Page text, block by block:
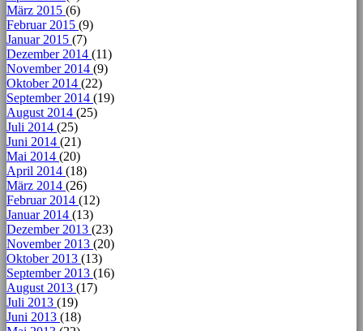
März 2015 (6)
Februar 2015 (9)
Januar 2015 (7)
Dezember 2014 (11)
November 2014 (9)
Oktober 2014 (22)
September 2014 (19)
August 2014 (25)
Juli 2014 (25)
Juni 2014 (21)
Mai 2014 (20)
April 2014 (18)
März 2014 (26)
Februar 2014 (12)
Januar 2014 (13)
Dezember 2013 (23)
November 2013 (20)
Oktober 2013 (13)
September 2013 (16)
August 2013 (17)
Juli 2013 (19)
Juni 2013 (18)